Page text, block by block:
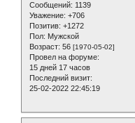
Сообщений: 1139
Уважение: +706
Позитив: +1272
Пол: Мужской
Возраст: 56 [1970-05-02]
Провел на форуме:
15 дней 17 часов
Последний визит:
25-02-2022 22:45:19